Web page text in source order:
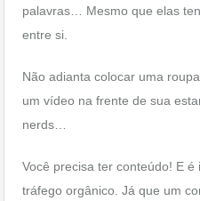
palavras… Mesmo que elas
entre si.
Não adianta colocar uma
um vídeo na frente de sua
nerds…
Você precisa ter conteúdo! E
tráfego orgânico. Já que um